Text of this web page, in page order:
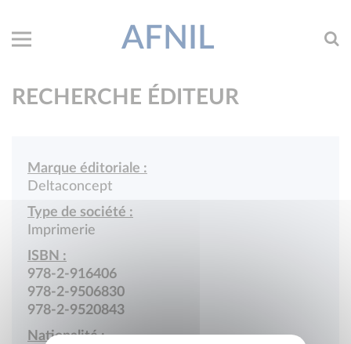
AFNIL
RECHERCHE ÉDITEUR
Marque éditoriale :
Deltaconcept
Type de société :
Imprimerie
ISBN :
978-2-916406
978-2-9506830
978-2-9520843
Nationalité :